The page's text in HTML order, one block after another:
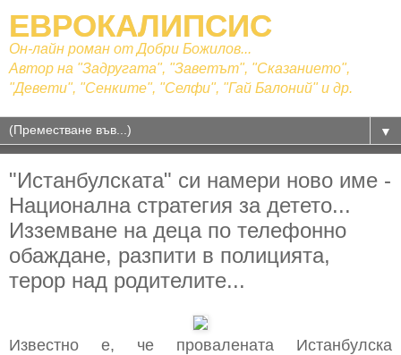
ЕВРОКАЛИПСИС
Он-лайн роман от Добри Божилов...
Автор на "Задругата", "Заветът", "Сказанието",
"Девети", "Сенките", "Селфи", "Гай Балоний" и др.
▼
"Истанбулската" си намери ново име -
Национална стратегия за детето...
Изземване на деца по телефонно
обаждане, разпити в полицията,
терор над родителите...
Известно е, че провалената Истанбулска